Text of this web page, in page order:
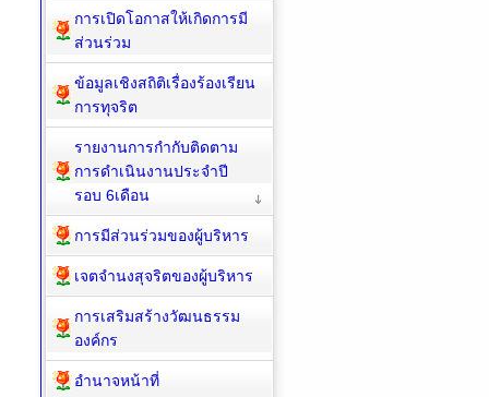
ร้องเรียนการทุจริต
การเปิดโอกาสให้เกิดการมี
ส่วนร่วม
ข้อมูลเชิงสถิติเรื่องร้องเรียน
การทุจริต
รายงานการกำกับติดตาม
การดำเนินงานประจำปี
รอบ 6เดือน
การมีส่วนร่วมของผู้บริหาร
เจตจำนงสุจริตของผู้บริหาร
การเสริมสร้างวัฒนธรรม
องค์กร